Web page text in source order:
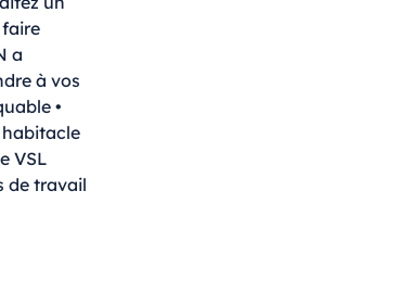
a
à vos
•
VSL
de travail